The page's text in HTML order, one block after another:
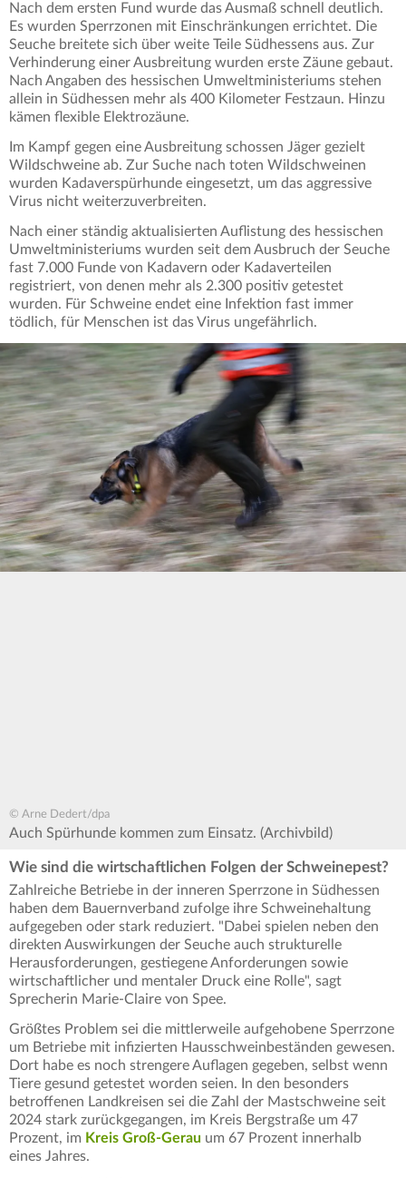
Nach dem ersten Fund wurde das Ausmaß schnell deutlich.
Es wurden Sperrzonen mit Einschränkungen errichtet. Die
Seuche breitete sich über weite Teile Südhessens aus. Zur
Verhinderung einer Ausbreitung wurden erste Zäune gebaut.
Nach Angaben des hessischen Umweltministeriums stehen
allein in Südhessen mehr als 400 Kilometer Festzaun. Hinzu
kämen flexible Elektrozäune.
Im Kampf gegen eine Ausbreitung schossen Jäger gezielt
Wildschweine ab. Zur Suche nach toten Wildschweinen
wurden Kadaverspürhunde eingesetzt, um das aggressive
Virus nicht weiterzuverbreiten.
Nach einer ständig aktualisierten Auflistung des hessischen
Umweltministeriums wurden seit dem Ausbruch der Seuche
fast 7.000 Funde von Kadavern oder Kadaverteilen
registriert, von denen mehr als 2.300 positiv getestet
wurden. Für Schweine endet eine Infektion fast immer
tödlich, für Menschen ist das Virus ungefährlich.
© Arne Dedert/dpa
Auch Spürhunde kommen zum Einsatz. (Archivbild)
Wie sind die wirtschaftlichen Folgen der Schweinepest?
Zahlreiche Betriebe in der inneren Sperrzone in Südhessen
haben dem Bauernverband zufolge ihre Schweinehaltung
aufgegeben oder stark reduziert. "Dabei spielen neben den
direkten Auswirkungen der Seuche auch strukturelle
Herausforderungen, gestiegene Anforderungen sowie
wirtschaftlicher und mentaler Druck eine Rolle", sagt
Sprecherin Marie-Claire von Spee.
Größtes Problem sei die mittlerweile aufgehobene Sperrzone
um Betriebe mit infizierten Hausschweinbeständen gewesen.
Dort habe es noch strengere Auflagen gegeben, selbst wenn
Tiere gesund getestet worden seien. In den besonders
betroffenen Landkreisen sei die Zahl der Mastschweine seit
2024 stark zurückgegangen, im Kreis Bergstraße um 47
Prozent, im Kreis Groß-Gerau um 67 Prozent innerhalb
eines Jahres.